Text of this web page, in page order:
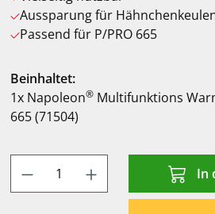
Aussparung für
Passend für P/PRO 665
Beinhaltet:
1x Napoleon® Multifunktions
665 (71504)
Produkt Anzahl: Gib In